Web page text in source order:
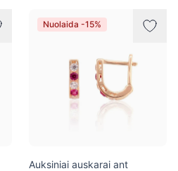
Nuolaida -15%
Auksiniai auskarai ant